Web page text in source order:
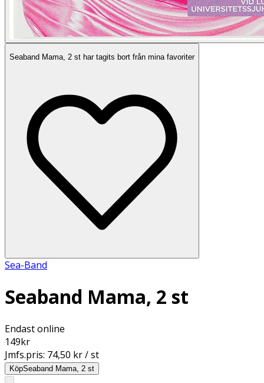
Seaband Mama, 2 st har tagits bort från mina favoriter
Sea-Band
Seaband Mama, 2 st
Endast online
149kr
Jmfs.pris: 74,50 kr / st
KöpSeaband Mama, 2 st